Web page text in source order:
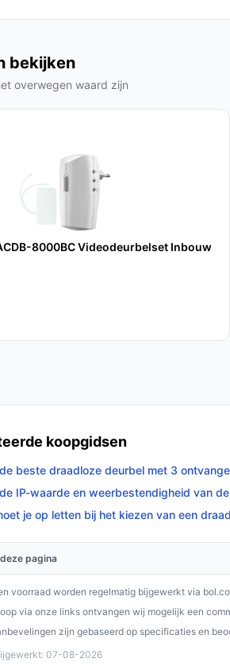
is waterbestendig en ontworpen
de belangrijkste verschillen met andere
tot veel concurrenten heeft de T
Video Deurbel is een betrouwbare
wil beveiligen. Met de nieuwste
keuze voor iedere moderne woning.
bij jouw behoeften!
bekijken
overwegen waard zijn
8000BC Videodeurbelset Inbouw
koopgidsen
beste draadloze deurbel met 3
IP-waarde en weerbestendigheid van
je op letten bij het kiezen van een
pagina
voorraad worden regelmatig bijgewerkt via
via onze links ontvangen wij mogelijk een
zijn gebaseerd op specificaties en
07-08-2026